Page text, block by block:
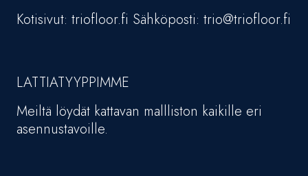
Kotisivut: triofloor.fi Sähköposti: trio@triofloor.fi
LATTIATYYPPIMME
Meiltä löydät kattavan mallliston kaikille eri
asennustavoille.